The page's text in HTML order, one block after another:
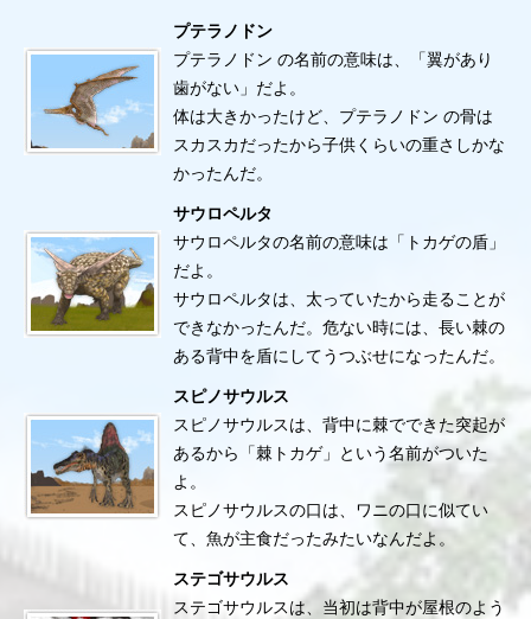
プテラノドン
プテラノドン の名前の意味は、「翼があり
歯がない」だよ。
体は大きかったけど、プテラノドン の骨は
スカスカだったから子供くらいの重さしかな
かったんだ。
サウロペルタ
サウロペルタの名前の意味は「トカゲの盾」
だよ。
サウロペルタは、太っていたから走ることが
できなかったんだ。危ない時には、長い棘の
ある背中を盾にしてうつぶせになったんだ。
スピノサウルス
スピノサウルスは、背中に棘でできた突起が
あるから「棘トカゲ」という名前がついた
よ。
スピノサウルスの口は、ワニの口に似てい
て、魚が主食だったみたいなんだよ。
ステゴサウルス
ステゴサウルスは、当初は背中が屋根のよう